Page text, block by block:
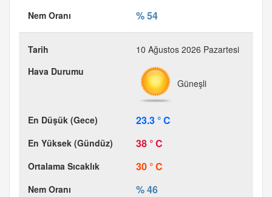
% 54
10 Ağustos 2026 Pazartesi
Güneşli
23.3 ° C
38 ° C
30 ° C
% 46